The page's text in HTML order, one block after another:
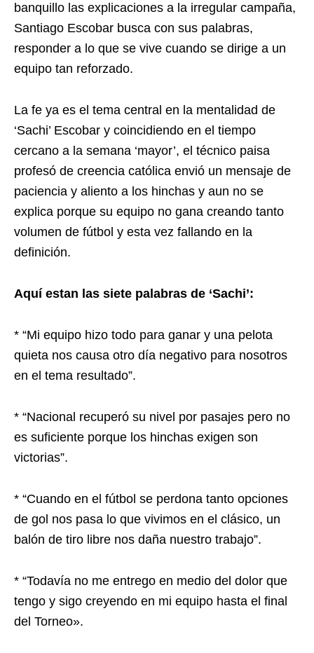
banquillo las explicaciones a la irregular campaña,
Santiago Escobar busca con sus palabras,
responder a lo que se vive cuando se dirige a un
equipo tan reforzado.
La fe ya es el tema central en la mentalidad de
‘Sachi’ Escobar y coincidiendo en el tiempo
cercano a la semana ‘mayor’, el técnico paisa
profesó de creencia católica envió un mensaje de
paciencia y aliento a los hinchas y aun no se
explica porque su equipo no gana creando tanto
volumen de fútbol y esta vez fallando en la
definición.
Aquí estan las siete palabras de ‘Sachi’:
* “Mi equipo hizo todo para ganar y una pelota
quieta nos causa otro día negativo para nosotros
en el tema resultado”.
* “Nacional recuperó su nivel por pasajes pero no
es suficiente porque los hinchas exigen son
victorias”.
* “Cuando en el fútbol se perdona tanto opciones
de gol nos pasa lo que vivimos en el clásico, un
balón de tiro libre nos daña nuestro trabajo”.
* “Todavía no me entrego en medio del dolor que
tengo y sigo creyendo en mi equipo hasta el final
del Torneo».